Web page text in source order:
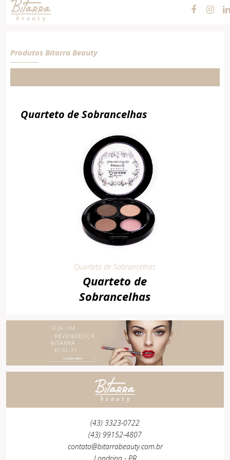
Cosméticos e
Maquiagens
Produtos Bitarra Beauty
Quarteto de Sobrancelhas
Quarteto de Sobrancelhas
Quarteto de
Sobrancelhas
(43) 3323-0722
(43) 99152-4807
contato@bitarrabeauty.com.br